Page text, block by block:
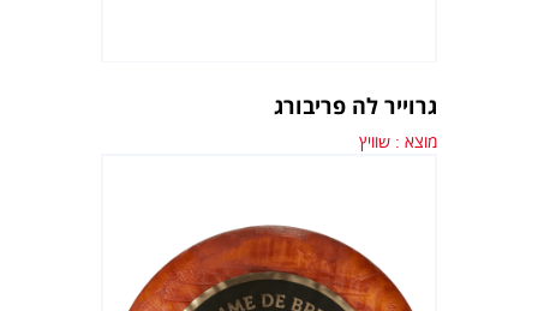
גרוייר לה פריבורג
מוצא : שוויץ